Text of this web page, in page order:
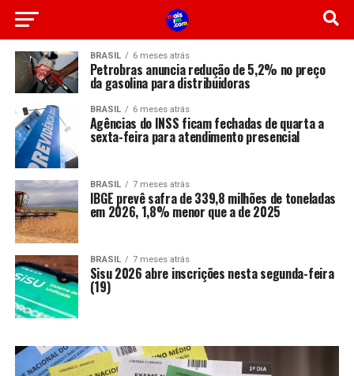
BRASIL 6 meses atrás
Petrobras anuncia redução de 5,2% no preço
da gasolina para distribuidoras
BRASIL 6 meses atrás
Agências do INSS ficam fechadas de quarta a
sexta-feira para atendimento presencial
BRASIL 7 meses atrás
IBGE prevê safra de 339,8 milhões de toneladas
em 2026, 1,8% menor que a de 2025
BRASIL 7 meses atrás
Sisu 2026 abre inscrições nesta segunda-feira
(19)